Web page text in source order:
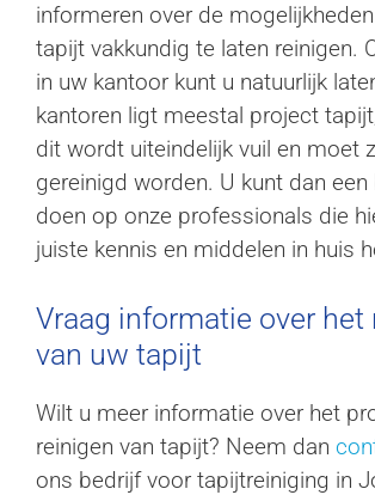
informeren over de
tapijt vakkundig te laten reinigen.
in uw kantoor kunt u natuurlijk
kantoren ligt meestal project
dit wordt uiteindelijk vuil en moet
gereinigd worden. U kunt dan een
doen op onze professionals die
juiste kennis en middelen in huis
Vraag informatie over het
van uw tapijt
Wilt u meer informatie over het
reinigen van tapijt? Neem dan
ons bedrijf voor tapijtreiniging in